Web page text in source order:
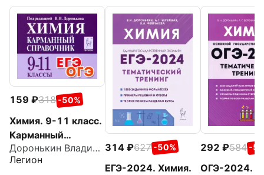
159 318 -50%
Химия. 9-11 класс.
Карманный
справочник
Доронькин Владимир Николаевич
Легион
314 627 -50%
ЕГЭ-2024. Химия.
292 584 -
ОГЭ-2024.